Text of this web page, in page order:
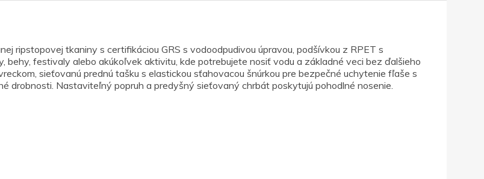
ripstopovej tkaniny s certifikáciou GRS s vodoodpudivou úpravou, podšívkou z RPET s
behy, festivaly alebo akúkoľvek aktivitu, kde potrebujete nosiť vodu a základné veci bez ďalšieho
sieťovanú prednú tašku s elastickou sťahovacou šnúrkou pre bezpečné uchytenie fľaše s
drobnosti. Nastaviteľný popruh a predyšný sieťovaný chrbát poskytujú pohodlné nosenie.